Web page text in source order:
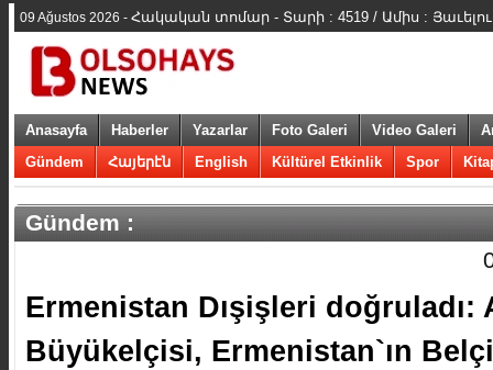
09 Ağustos 2026 - Հակական տոմար - Տարի : 4519 / Ամիս :
Anasayfa Haberler Yazarlar Foto Galeri Video Galeri
Gündem
Հայերէն English Kültürel Etkinlik Spor
Gündem :
​Ermenistan Dışişleri doğruladı:
Büyükelçisi, Ermenistan`ın